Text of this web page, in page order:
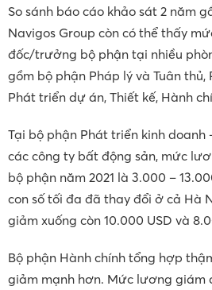
So sánh báo cáo khảo sát 2 năm
Navigos Group còn có thể thấy
đốc/trưởng bộ phận tại nhiều
gồm bộ phận Pháp lý và Tuân
Phát triển dự án, Thiết kế, Hành
Tại bộ phận Phát triển kinh doanh
các công ty bất động sản, mức
bộ phận năm 2021 là 3.000 –
con số tối đa đã thay đổi ở cả Hà
giảm xuống còn 10.000 USD và
Bộ phận Hành chính tổng hợp
giảm mạnh hơn. Mức lương